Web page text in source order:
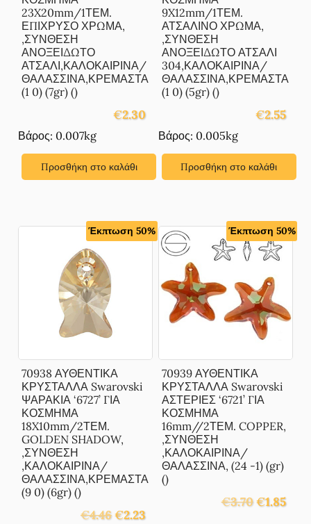
23X20mm/1ΤΕΜ.
ΕΠΙΧΡΥΣΟ ΧΡΩΜΑ,
,ΣΥΝΘΕΣΗ
ΑΝΟΞΕΙΔΩΤΟ
ΑΤΣΑΛΙ,ΚΑΛΟΚΑΙΡΙΝΑ/
ΘΑΛΑΣΣΙΝΑ,ΚΡΕΜΑΣΤΑ
(1 0) (7gr) ()
€2.30
Βάρος: 0.007kg
Προσθήκη στο καλάθι
9X12mm/1ΤΕΜ.
ΑΤΣΑΛΙΝΟ ΧΡΩΜΑ,
,ΣΥΝΘΕΣΗ
ΑΝΟΞΕΙΔΩΤΟ ΑΤΣΑΛΙ
304,ΚΑΛΟΚΑΙΡΙΝΑ/
ΘΑΛΑΣΣΙΝΑ,ΚΡΕΜΑΣΤΑ
(1 0) (5gr) ()
€2.55
Βάρος: 0.005kg
Προσθήκη στο καλάθι
Έκπτωση 50%
70938 ΑΥΘΕΝΤΙΚΑ
ΚΡΥΣΤΑΛΛΑ Swarovski
ΨΑΡΑΚΙΑ ‘6727’ ΓΙΑ
ΚΟΣΜΗΜΑ
18X10mm/2ΤΕΜ.
GOLDEN SHADOW,
,ΣΥΝΘΕΣΗ
,ΚΑΛΟΚΑΙΡΙΝΑ/
ΘΑΛΑΣΣΙΝΑ,ΚΡΕΜΑΣΤΑ
(9 0) (6gr) ()
€4.46 Original
€2.23Η
Έκπτωση 50%
70939 ΑΥΘΕΝΤΙΚΑ
ΚΡΥΣΤΑΛΛΑ Swarovski
ΑΣΤΕΡΙΕΣ ‘6721’ ΓΙΑ
ΚΟΣΜΗΜΑ
16mm//2ΤΕΜ. COPPER,
,ΣΥΝΘΕΣΗ
,ΚΑΛΟΚΑΙΡΙΝΑ/
ΘΑΛΑΣΣΙΝΑ, (24 -1) (gr)
()
€3.70 Original
€1.85Η